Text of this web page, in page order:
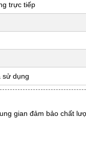
trực tiếp
sử dụng
gian đảm bảo chất